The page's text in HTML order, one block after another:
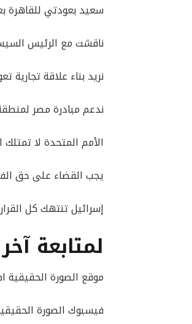
سعيد بعودتي للقاهرة بعد مرور 20 عامًا على آخر
ناقشت مع الرئيس
نريد بناء علاقة تجارية
ندعم مبادرة مصر
الأمم المتحدة لا
يجب القضاء على حق
إسرائيل تنتهك كل
لمتابعة
موقع الصورة الحقيقية
فيسبوك الصورة